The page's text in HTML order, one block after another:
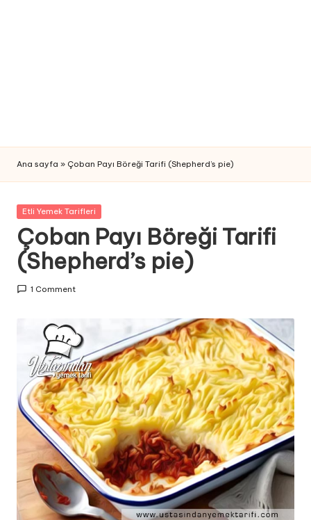
T
a
ri
fi
Ana sayfa » Çoban Payı Böreği Tarifi (Shepherd’s pie)
Posted
Etli Yemek Tarifleri
Çoban Payı Böreği Tarifi
(Shepherd’s pie)
1 Comment